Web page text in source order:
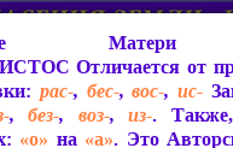
Отличается от
рас-, бес-,вос-,ис-
,без-, воз-,из-.
«о» на «а». Это